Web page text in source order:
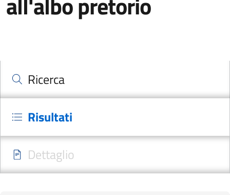
Ricerca
Risultati
Dettaglio